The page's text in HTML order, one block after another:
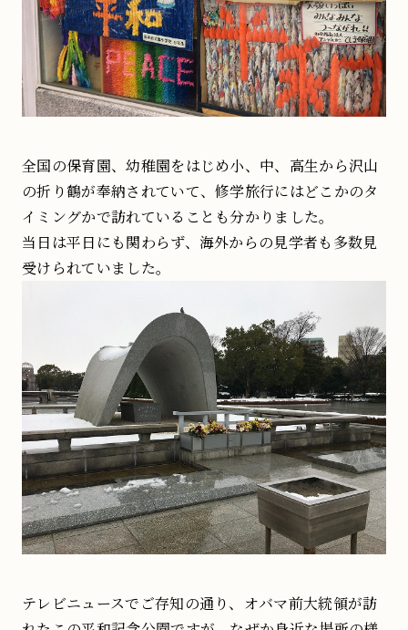
全国の保育園、幼稚園をはじめ小、中、高生から沢山
の折り鶴が奉納されていて、修学旅行にはどこかのタ
イミングかで訪れていることも分かりました。
当日は平日にも関わらず、海外からの見学者も多数見
受けられていました。
テレビニュースでご存知の通り、オバマ前大統領が訪